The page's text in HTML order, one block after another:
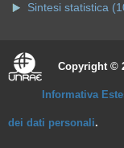
Sintesi statistica
Copyright ©
Informativa
dei dati personali.